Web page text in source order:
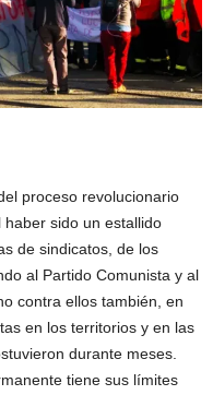
proceso revolucionario
sido un estallido
de sindicatos, de los
al Partido Comunista y al
contra ellos también, en
en los territorios y en las
durante meses.
tiene sus límites